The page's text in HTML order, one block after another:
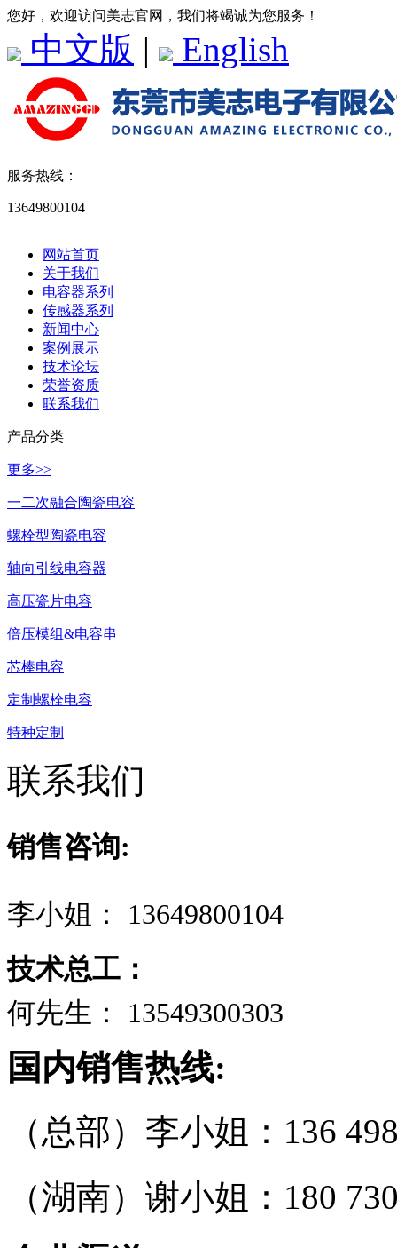
您好，欢迎访问美志官网，我们将竭诚为您服务！
中文版 | English
服务热线：
13649800104
网站首页
关于我们
电容器系列
传感器系列
新闻中心
案例展示
技术论坛
荣誉资质
联系我们
产品分类
更多>>
一二次融合陶瓷电容
螺栓型陶瓷电容
轴向引线电容器
高压瓷片电容
倍压模组&电容串
芯棒电容
定制螺栓电容
特种定制
联系我们
销售咨询:
李小姐： 13649800104
技术总工 ：
何先生： 13549300303
国内销售热线:
（总部）李小姐：136
（湖南）谢小姐：180